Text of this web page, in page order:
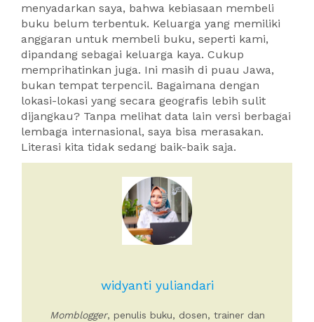
menyadarkan saya, bahwa kebiasaan membeli
buku belum terbentuk. Keluarga yang memiliki
anggaran untuk membeli buku, seperti kami,
dipandang sebagai keluarga kaya. Cukup
memprihatinkan juga. Ini masih di puau Jawa,
bukan tempat terpencil. Bagaimana dengan
lokasi-lokasi yang secara geografis lebih sulit
dijangkau? Tanpa melihat data lain versi berbagai
lembaga internasional, saya bisa merasakan.
Literasi kita tidak sedang baik-baik saja.
widyanti yuliandari
Momblogger, penulis buku, dosen, trainer dan